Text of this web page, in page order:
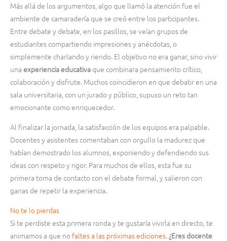
Más allá de los argumentos, algo que llamó la atención fue el
ambiente de camaradería que se creó entre los participantes.
Entre debate y debate, en los pasillos, se veían grupos de
estudiantes compartiendo impresiones y anécdotas, o
simplemente charlando y riendo. El objetivo no era ganar, sino vivir
una experiencia educativaque combinara pensamiento crítico,
colaboración y disfrute. Muchos coincidieron en que debatir en una
sala universitaria, con un jurado y público, supuso un reto tan
emocionante como enriquecedor.
Al finalizar la jornada, la satisfacción de los equipos era palpable.
Docentes y asistentes comentaban con orgullo la madurez que
habían demostrado los alumnos, exponiendo y defendiendo sus
ideas con respeto y rigor. Para muchos de ellos, esta fue su
primera toma de contacto con el debate formal, y salieron con
ganas de repetir la experiencia.
No te lo pierdas
Si te perdiste esta primera ronda y te gustaría vivirla en directo, te
animamos a que no faltes a las próximas ediciones. ¿Eres docente